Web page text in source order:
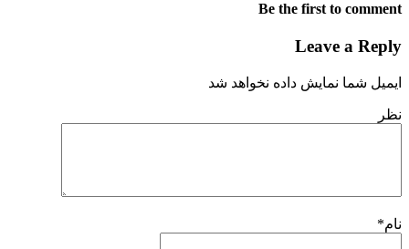
Be the first to comment
Leave a Reply
ایمیل شما نمایش داده نخواهد شد
نظر
نام*